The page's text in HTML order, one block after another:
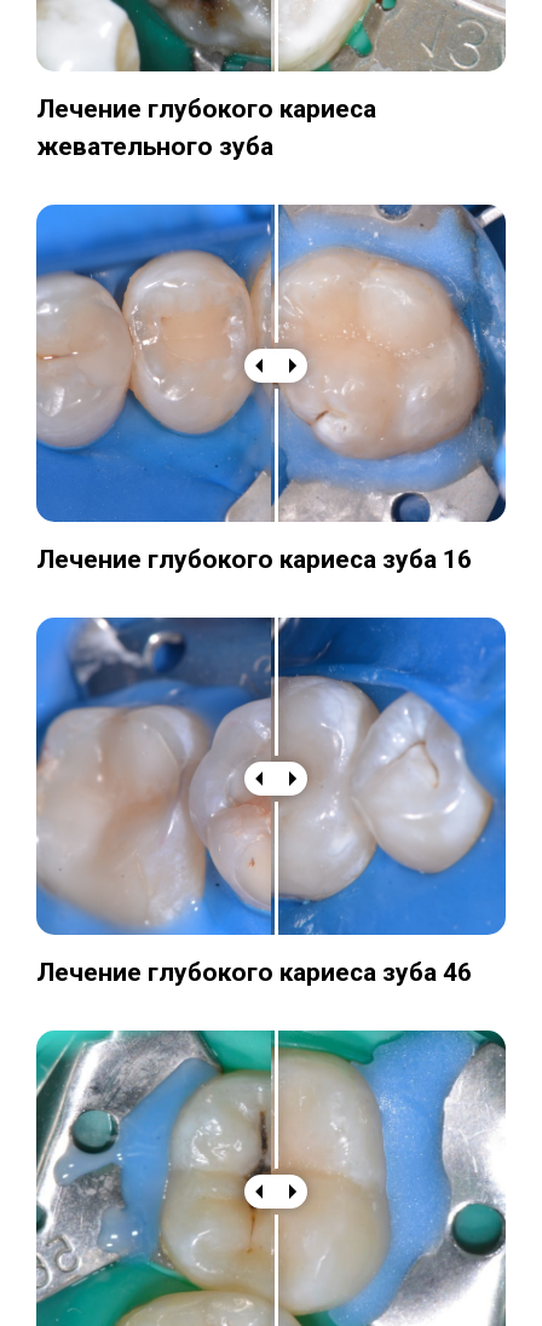
Лечение глубокого кариеса
жевательного зуба
Лечение глубокого кариеса зуба 16
Лечение глубокого кариеса зуба 46